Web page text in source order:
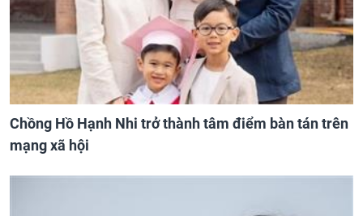
Chồng Hồ Hạnh Nhi trở thành tâm điểm bàn tán trên
mạng xã hội